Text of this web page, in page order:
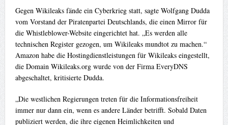
Gegen Wikileaks fände ein Cyberkrieg statt, sagte Wolfgang Dudda
vom Vorstand der Piratenpartei Deutschlands, die einen Mirror für
die Whistleblower-Website eingerichtet hat. „Es werden alle
technischen Register gezogen, um Wikileaks mundtot zu machen.“
Amazon habe die Hostingdienstleistungen für Wikileaks eingestellt,
die Domain Wikileaks.org wurde von der Firma EveryDNS
abgeschaltet, kritisierte Dudda.
„Die westlichen Regierungen treten für die Informationsfreiheit
immer nur dann ein, wenn es andere Länder betrifft. Sobald Daten
publiziert werden, die ihre eigenen Heimlichkeiten und